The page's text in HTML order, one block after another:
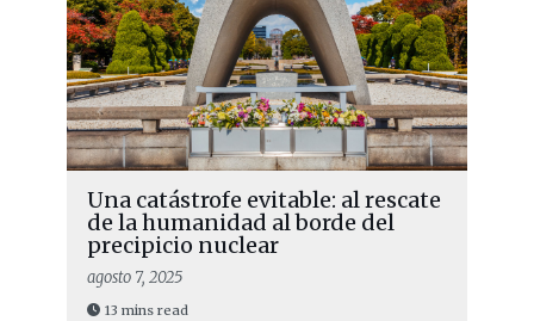
Una catástrofe evitable: al rescate
de la humanidad al borde del
precipicio nuclear
agosto 7, 2025
13 mins read